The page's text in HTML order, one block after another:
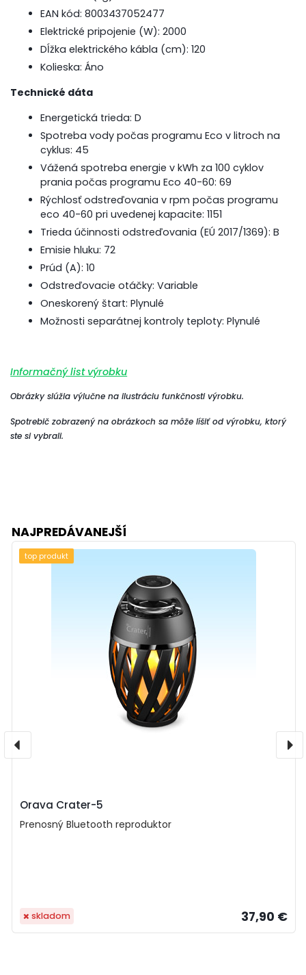
EAN kód: 8003437052477
Elektrické pripojenie (W): 2000
Dĺžka elektrického kábla (cm): 120
Kolieska: Áno
Technické dáta
Energetická trieda: D
Spotreba vody počas programu Eco v litroch na
cyklus: 45
Vážená spotreba energie v kWh za 100 cyklov
prania počas programu Eco 40-60: 69
Rýchlosť odstreďovania v rpm počas programu
eco 40-60 pri uvedenej kapacite: 1151
Trieda účinnosti odstreďovania (EÚ 2017/1369): B
Emisie hluku: 72
Prúd (A): 10
Odstreďovacie otáčky: Variable
Oneskorený štart: Plynulé
Možnosti separátnej kontroly teploty: Plynulé
Informačný list výrobku
Obrázky slúžia výlučne na ilustráciu funkčnosti výrobku.
Spotrebič zobrazený na obrázkoch sa môže líšiť od výrobku, ktorý
ste si vybrali.
NAJPREDÁVANEJŠÍ
Orava Crater-5
Prenosný Bluetooth reproduktor
37,90 €
skladom
top produkt